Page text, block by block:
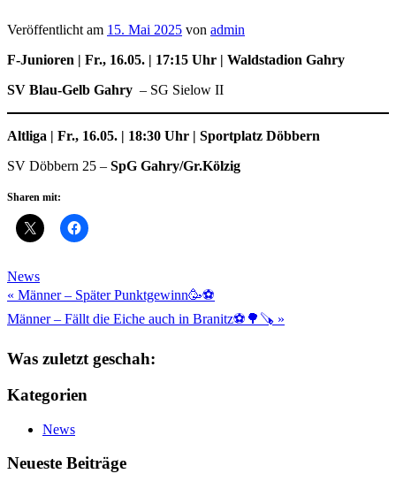
Veröffentlicht am 15. Mai 2025 von admin
F-Junioren | Fr., 16.05. | 17:15 Uhr | Waldstadion Gahry
SV Blau-Gelb Gahry – SG Sielow II
Altliga | Fr., 16.05. | 18:30 Uhr | Sportplatz Döbbern
SV Döbbern 25 – SpG Gahry/Gr.Kölzig
Sharen mit:
News
Beitragsnavigation
« Männer – Später Punktgewinn🥳⚽️
Männer – Fällt die Eiche auch in Branitz⚽️🌳🪚 »
Was zuletzt geschah:
Kategorien
News
Neueste Beiträge